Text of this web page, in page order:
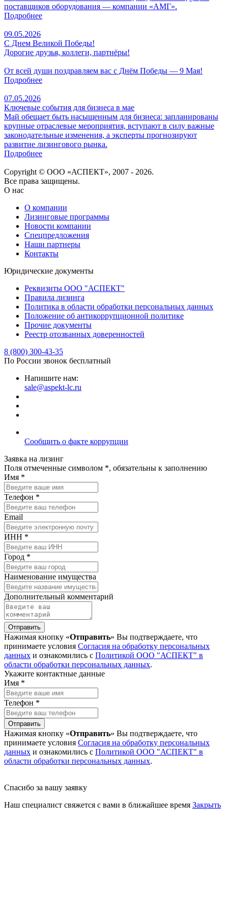
поставщиков оборудования — компании «АМГ».
Подробнее
09.05.2026
С Днем Великой Победы!
Дорогие друзья, коллеги, партнёры!
От всей души поздравляем вас с Днём Победы — 9 Мая!
Подробнее
07.05.2026
Ключевые события для бизнеса в мае
Май обещает быть насыщенным для бизнеса: запланированы
крупные отраслевые мероприятия, вступают в силу важные
законодательные изменения, а эксперты прогнозируют
развитие лизингового рынка.
Подробнее
Copyright © ООО «АСПЕКТ», 2007 - 2026.
Все права защищены.
О нас
О компании
Лизинговые программы
Новости компании
Спецпредложения
Наши партнеры
Контакты
Юридические документы
Реквизиты ООО "АСПЕКТ"
Правила лизинга
Политика в области обработки персональных данных
Положение об антикоррупционной политике
Прочие документы
Реестр отозванных доверенностей
8 (800) 300-43-35
По России звонок бесплатный
Напишите нам:
sale@aspekt-lc.ru
Сообщить о факте коррупции
Заявка на лизинг
Поля отмеченные символом *, обязательны к заполнению
Имя *
Телефон *
Email
ИНН *
Город *
Наименование имущества
Дополнительный комментарий
Отправить
Нажимая кнопку «Отправить» Вы подтверждаете, что
принимаете условия Согласия на обработку персональных
данных и ознакомились с Политикой ООО "АСПЕКТ" в
области обработки персональных данных.
Укажите контактные данные
Имя *
Телефон *
Отправить
Нажимая кнопку «Отправить» Вы подтверждаете, что
принимаете условия Согласия на обработку персональных
данных и ознакомились с Политикой ООО "АСПЕКТ" в
области обработки персональных данных.
Спасибо за вашу заявку
Наш специалист свяжется с вами в ближайшее время Закрыть